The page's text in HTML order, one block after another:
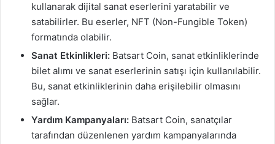
kullanarak dijital sanat eserlerini yaratabilir ve
satabilirler. Bu eserler, NFT (Non-Fungible Token)
formatında olabilir.
Sanat Etkinlikleri: Batsart Coin, sanat etkinliklerinde
bilet alımı ve sanat eserlerinin satışı için kullanılabilir.
Bu, sanat etkinliklerinin daha erişilebilir olmasını
sağlar.
Yardım Kampanyaları: Batsart Coin, sanatçılar
tarafından düzenlenen yardım kampanyalarında